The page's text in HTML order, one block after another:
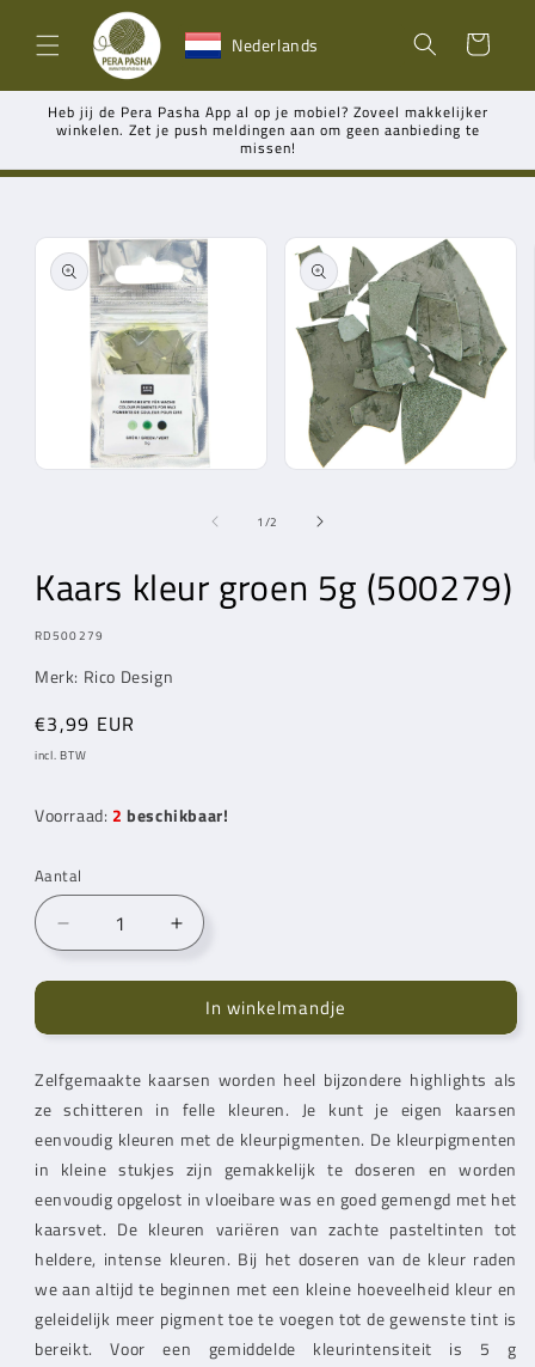
naar de
content Nederlands Winkelwagen
Heb jij de Pera Pasha App al op je mobiel? Zoveel makkelijker
winkelen. Zet je push meldingen aan om geen aanbieding te
missen!
direct naar
openen
1 /van
2
Kaars kleur groen 5g (500279)
MODEL:
RD500279
Merk: Rico Design
Normale
prijs
€3,99 EUR
incl. BTW
Voorraad: 2 beschikbaar!
Aantal
Aantal
verlagen
voor
kleur
5g
(500279)
Aantal
verhogen
voor
Kaars
kleur
5g
(500279)
In winkelmandje
Zelfgemaakte kaarsen worden heel bijzondere highlights als
ze schitteren in felle kleuren. Je kunt je eigen kaarsen
eenvoudig kleuren met de kleurpigmenten. De kleurpigmenten
in kleine stukjes zijn gemakkelijk te doseren en worden
eenvoudig opgelost in vloeibare was en goed gemengd met het
kaarsvet. De kleuren variëren van zachte pasteltinten tot
heldere, intense kleuren. Bij het doseren van de kleur raden
we aan altijd te beginnen met een kleine hoeveelheid kleur en
geleidelijk meer pigment toe te voegen tot de gewenste tint is
bereikt. Voor een gemiddelde kleurintensiteit is 5 g